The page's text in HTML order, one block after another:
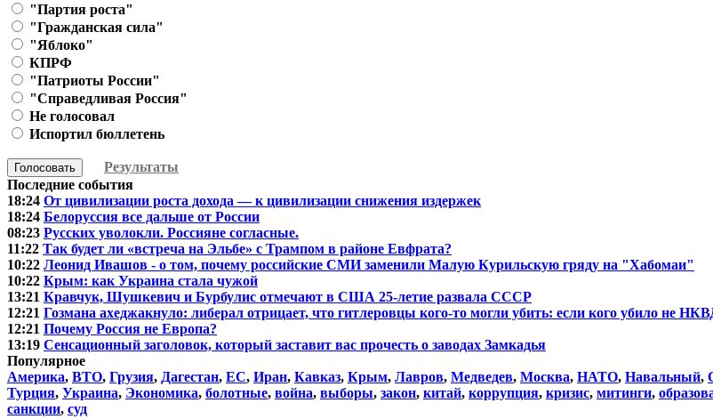
"Партия роста"
"Гражданская сила"
"Яблоко"
КПРФ
"Патриоты России"
"Справедливая Россия"
Не голосовал
Испортил бюллетень
Голосовать
Результаты
Последние события
18:24 От цивилизации роста дохода — к цивилизации снижения издержек
18:24 Белоруссия все дальше от России
08:23 Русских уволокли. Россияне согласные.
11:22 Так будет ли «встреча на Эльбе» с Трампом в районе Евфрата?
10:22 Леонид Ивашов - о том, почему российские СМИ заменили Малую Курильскую гряду на "Хабомаи"
10:22 Крым: как Украина стала чужой
13:21 Кравчук, Шушкевич и Бурбулис отмечают в США 25-летие развала СССР
12:21 Гозмана ахеджакнуло: либерал отрицает, что гитлеровцы кого-то могли убить: если кого убило не
12:21 Почему Россия не Европа?
13:19 Сенсационный заголовок, который заставит вас прочесть о заводах Замкадья
Популярное
Америка, ВТО, Грузия, Дагестан, ЕС, Иран, Кавказ, Крым, Лавров, Медведев, Москва, НАТО, Навальный,
Турция, Украина, Экономика, болотные, война, выборы, закон, китай, коррупция, кризис, митинги,
санкции, суд